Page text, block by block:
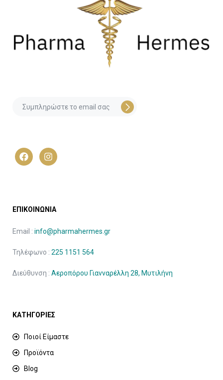
ΕΠΙΚΟΙΝΩΝΙΑ
Email : info@pharmahermes.gr
Τηλέφωνο : 225 1151 564
Διεύθυνση : Αεροπόρου Γιανναρέλλη 28, Μυτιλήνη
ΚΑΤΗΓΟΡΙΕΣ
Ποιοί Είμαστε
Προϊόντα
Blog